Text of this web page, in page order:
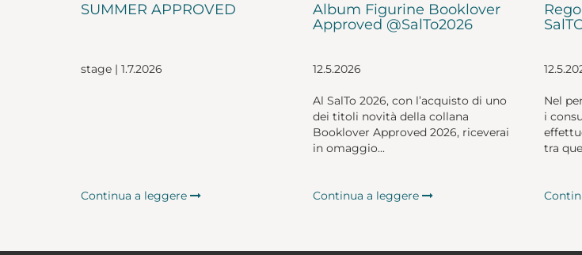
SUMMER APPROVED
stage | 1.7.2026
Continua a leggere
Album Figurine Booklover
Approved @SalTo2026
12.5.2026
Al SalTo 2026, con l’acquisto di uno
dei titoli novità della collana
Booklover Approved 2026, riceverai
in omaggio...
Continua a leggere
Nel
i
tra